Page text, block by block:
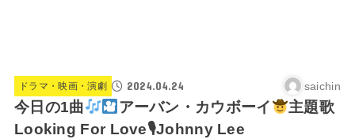
ドラマ・映画・演劇 2024.04.24 saichin
今日の1曲 アーバン・カウボーイ
主題歌
Looking For Love🎙Johnny Lee